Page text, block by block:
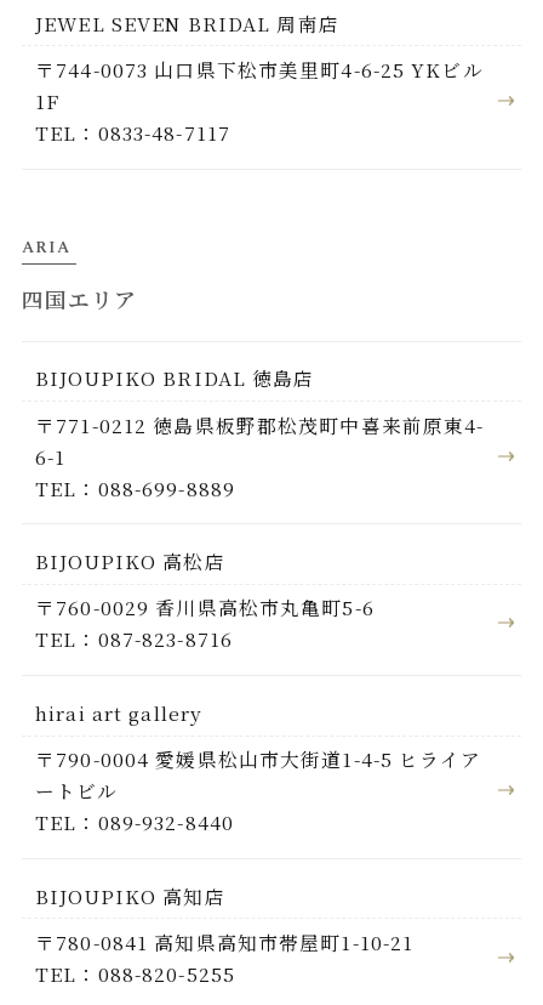
JEWEL SEVEN BRIDAL 周南店
〒744-0073 山口県下松市美里町4-6-25 YKビル
1F
TEL：0833-48-7117
ARIA
四国エリア
BIJOUPIKO BRIDAL 徳島店
〒771-0212 徳島県板野郡松茂町中喜来前原東4-
6-1
TEL：088-699-8889
BIJOUPIKO 高松店
〒760-0029 香川県高松市丸亀町5-6
TEL：087-823-8716
hirai art gallery
〒790-0004 愛媛県松山市大街道1-4-5 ヒライア
ートビル
TEL：089-932-8440
BIJOUPIKO 高知店
〒780-0841 高知県高知市帯屋町1-10-21
TEL：088-820-5255